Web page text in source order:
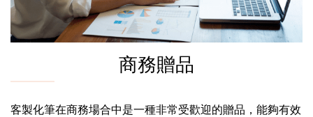
商務贈品
客製化筆在商務場合中是一種非常受歡迎的贈品，能夠有效